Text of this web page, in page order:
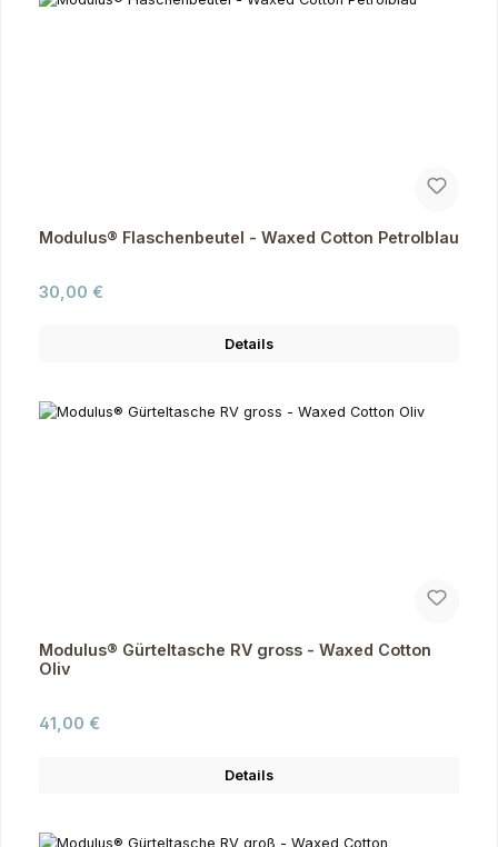
Modulus® Flaschenbeutel - Waxed Cotton Petrolblau
Regulärer Preis:
30,00 €
Details
Modulus® Gürteltasche RV gross - Waxed Cotton
Oliv
Regulärer Preis:
41,00 €
Details